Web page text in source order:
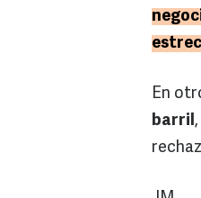
En
barril